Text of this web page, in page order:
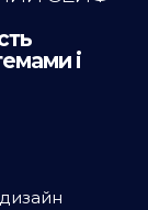
і